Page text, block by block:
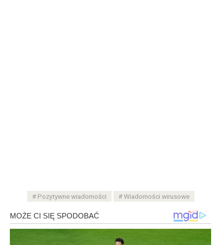
Pozytywne wiadomości Wiadomości wirusowe